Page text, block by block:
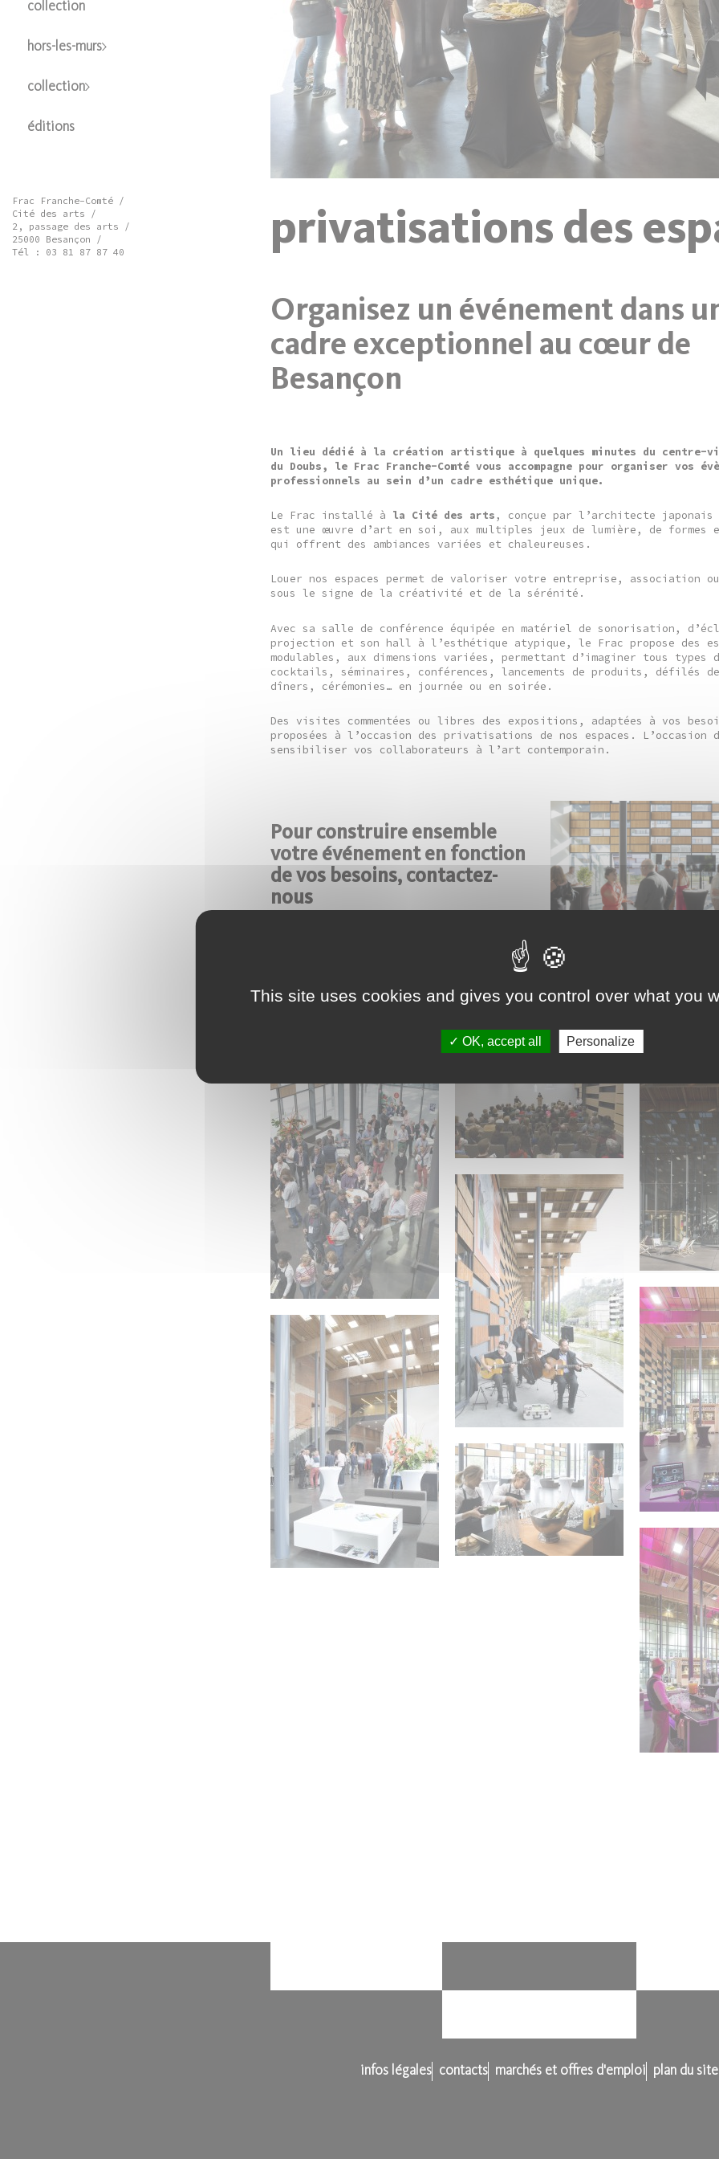
collection
hors-les-murs
collection
éditions
Frac Franche-Comté /
Cité des arts /
2, passage des arts /
25000 Besançon /
Tél : 03 81 87 87 40
privatisations des
Organisez un événement dans
cadre exceptionnel au cœur de
Besançon
Un lieu dédié à la création artistique à quelques minutes du centre-
du Doubs, le Frac Franche-Comté vous accompagne pour organiser vos
professionnels au sein d’un cadre esthétique unique.
Le Frac installé à la Cité des arts , conçue par l’architecte japonais
est une œuvre d’art en soi, aux multiples jeux de lumière, de formes
qui offrent des ambiances variées et chaleureuses.
Louer nos espaces permet de valoriser votre entreprise, association
sous le signe de la créativité et de la sérénité.
Avec sa salle de conférence équipée en matériel de sonorisation,
projection et son hall à l’esthétique atypique, le Frac propose des
modulables, aux dimensions variées, permettant d’imaginer tous types
cocktails, séminaires, conférences, lancements de produits, défilés de
dîners, cérémonies… en journée ou en soirée.
Des visites commentées ou libres des expositions, adaptées à vos
proposées à l’occasion des privatisations de nos espaces. L’occasion
sensibiliser vos collaborateurs à l’art contemporain.
Pour construire ensemble
votre événement en fonction
de vos besoins, contactez-
nous
+ 33 (0)3 81 87 87 43
Privatisation Besançon
infos légales contacts marchés et offres d'emploi plan du site
This site uses cookies and gives you control over what you
OK, accept all Personalize